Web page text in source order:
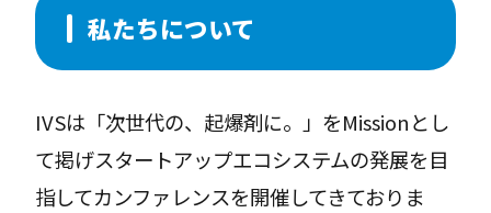
私たちについて
IVSは「次世代の、起爆剤に。」をMissionとし
て掲げスタートアップエコシステムの発展を目
指してカンファレンスを開催してきておりま